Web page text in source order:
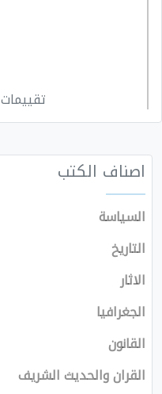
تقييمات 0 من القارئين
اصناف الكتب
السياسة
التاريخ
الاثار
الجغرافيا
القانون
القران والحديث الشريف